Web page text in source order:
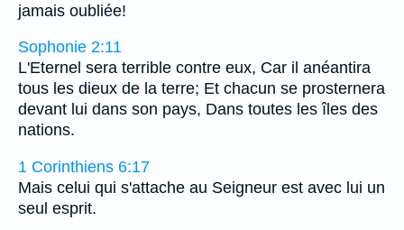
jamais oubliée!
Sophonie 2:11
L'Eternel sera terrible contre eux, Car il anéantira
tous les dieux de la terre; Et chacun se prosternera
devant lui dans son pays, Dans toutes les îles des
nations.
1 Corinthiens 6:17
Mais celui qui s'attache au Seigneur est avec lui un
seul esprit.